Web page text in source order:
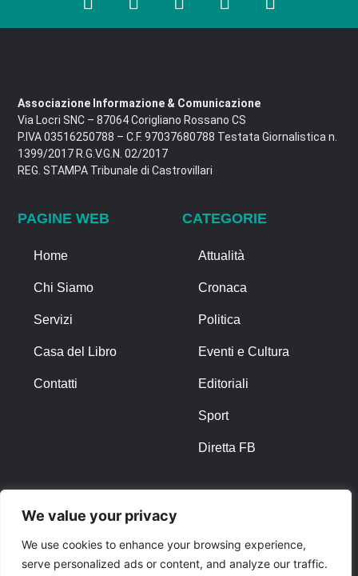
We value your privacy
We use cookies to enhance your browsing experience,
serve personalized ads or content, and analyze our traffic.
Associazione Informazione & Comunicazione
Via Locri SNC – 87064 Corigliano Rossano CS
P.IVA 03516250788 – C.F. 97037680788 Testata Giornalistica n.
1399/2017 R.G.V.G.N. 02/2017
REG. STAMPA Tribunale di Castrovillari
PAGINE WEB
Home
Chi Siamo
Servizi
Casa del Libro
Contatti
CATEGORIE
Attualità
Cronaca
Politica
Eventi e Cultura
Editoriali
Sport
Diretta FB
Privacy Policy